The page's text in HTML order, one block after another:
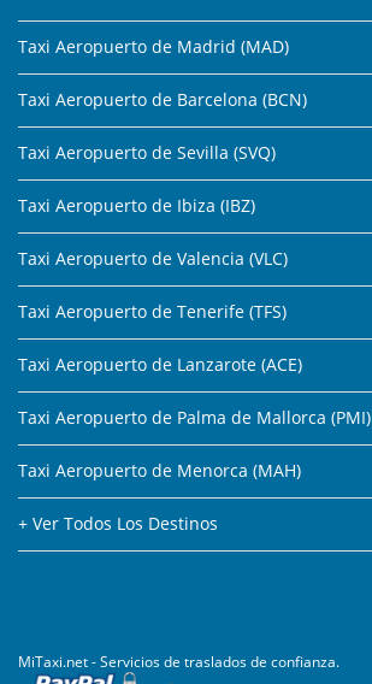
Taxi Aeropuerto de Madrid (MAD)
Taxi Aeropuerto de Barcelona (BCN)
Taxi Aeropuerto de Sevilla (SVQ)
Taxi Aeropuerto de Ibiza (IBZ)
Taxi Aeropuerto de Valencia (VLC)
Taxi Aeropuerto de Tenerife (TFS)
Taxi Aeropuerto de Lanzarote (ACE)
Taxi Aeropuerto de Palma de Mallorca (PMI)
Taxi Aeropuerto de Menorca (MAH)
+ Ver Todos Los Destinos
MiTaxi.net - Servicios de traslados de confianza.